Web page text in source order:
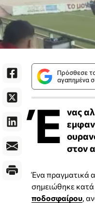
Πρόσθεσε
αγαπημένα
Έ νας
στον
Ένα πραγματικά
σημειώθηκε κατά
ποδοσφαίρου,